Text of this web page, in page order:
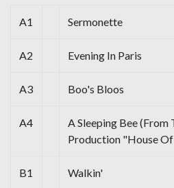
A1 Sermonette
A2 Evening In Paris
A3 Boo's Bloos
A4
A Sleeping Bee (From
Production "House
B1 Walkin'